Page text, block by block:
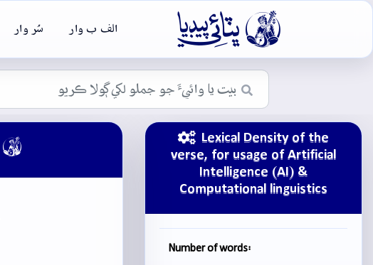
 الف ب وار سُر وار
Lexical Density of the
verse, for usage of Artificial
Intelligence (AI) &
Computational linguistics
Number of words:
